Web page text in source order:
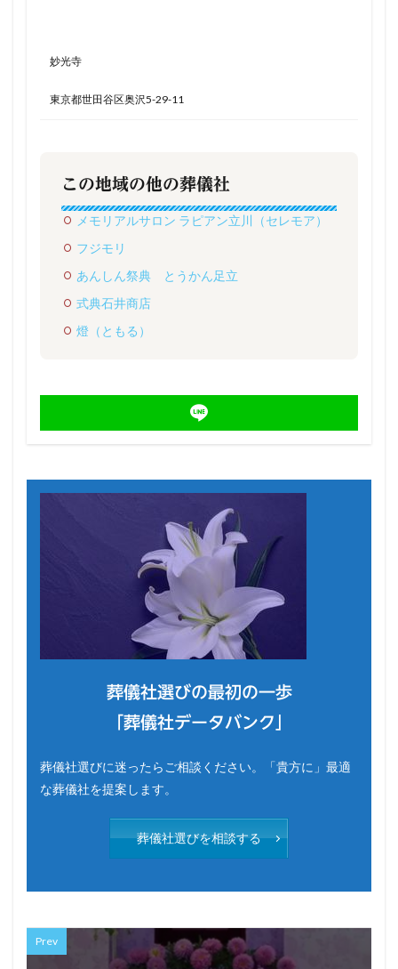
妙光寺
東京都世田谷区奥沢5-29-11
この地域の他の葬儀社
メモリアルサロン ラピアン立川（セレモア）
フジモリ
あんしん祭典 とうかん足立
式典石井商店
燈（ともる）
葬儀社選びの最初の一歩
「葬儀社データバンク」
葬儀社選びに迷ったらご相談ください。「貴方に」最適
な葬儀社を提案します。
葬儀社選びを相談する
Prev